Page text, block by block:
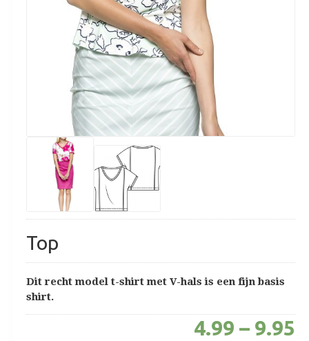
Top
Dit recht model t-shirt met V-hals is een fijn basis
shirt.
4.99 – 9.95